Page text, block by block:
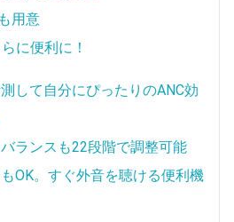
用意
に便利に！
して自分にぴったりのANC効
ランスも22段階で調整可能
OK。すぐ外音を聴ける便利機